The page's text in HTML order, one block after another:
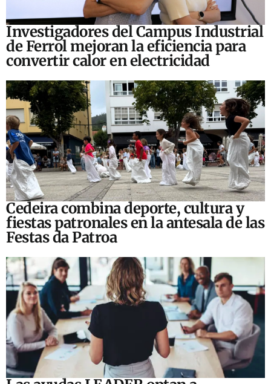
Investigadores del Campus Industrial
de Ferrol mejoran la eficiencia para
convertir calor en electricidad
Cedeira combina deporte, cultura y
fiestas patronales en la antesala de las
Festas da Patroa